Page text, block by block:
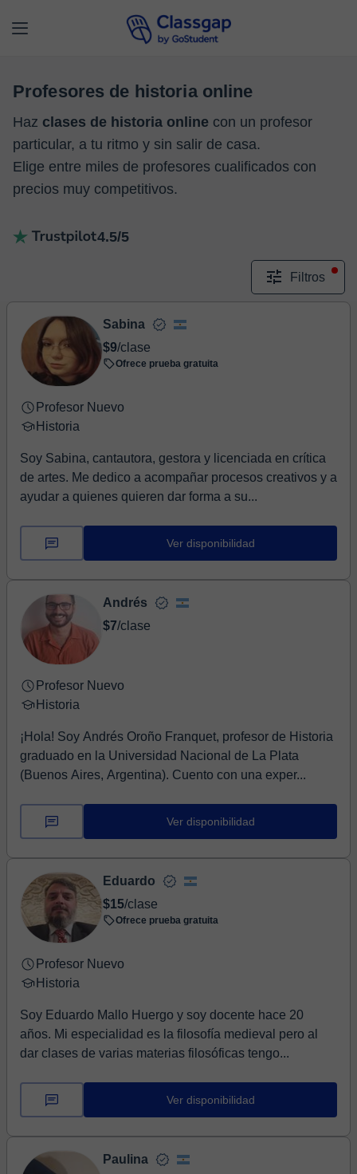
Profesores de historia online
Haz clases de historia online con un profesor
particular, a tu ritmo y sin salir de casa.
Elige entre miles de profesores cualificados con
precios muy competitivos.
4.5/5
Filtros
Sabina
$9/clase
Ofrece prueba gratuita
Profesor Nuevo
Historia
Soy Sabina, cantautora, gestora y licenciada en crítica
de artes. Me dedico a acompañar procesos creativos y a
ayudar a quienes quieren dar forma a su...
Ver disponibilidad
Andrés
$7/clase
Profesor Nuevo
Historia
¡Hola! Soy Andrés Oroño Franquet, profesor de Historia
graduado en la Universidad Nacional de La Plata
(Buenos Aires, Argentina). Cuento con una exper...
Ver disponibilidad
Eduardo
$15/clase
Ofrece prueba gratuita
Profesor Nuevo
Historia
Soy Eduardo Mallo Huergo y soy docente hace 20
años. Mi especialidad es la filosofía medieval pero al
dar clases de varias materias filosóficas tengo...
Ver disponibilidad
Paulina